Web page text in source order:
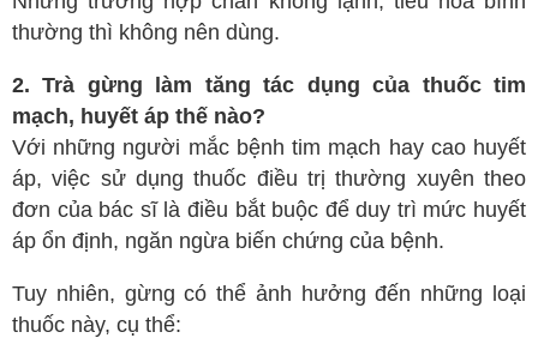
Dược học cổ truyền
Châm cứu
Bệnh học
Y - Sinh học
Khỏe đẹp
Mỹ phẩm
thường thì không nên dùng.
2. Trà gừng làm tăng tác dụng của thuốc tim
mạch, huyết áp thế nào?
Với những người mắc bệnh tim mạch hay cao huyết
áp, việc sử dụng thuốc điều trị thường xuyên theo
đơn của bác sĩ là điều bắt buộc để duy trì mức huyết
áp ổn định, ngăn ngừa biến chứng của bệnh.
Tuy nhiên, gừng có thể ảnh hưởng đến những loại
thuốc này, cụ thể: